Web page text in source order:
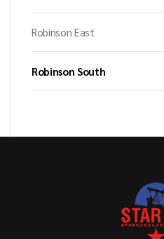
Robinson East
Robinson South